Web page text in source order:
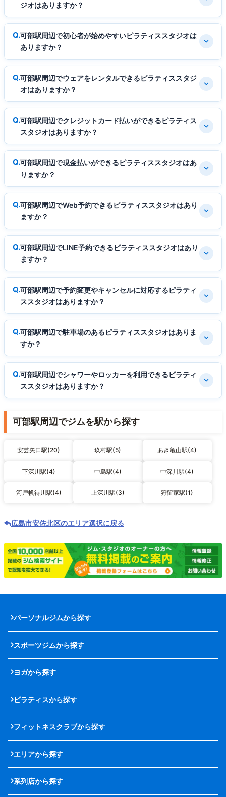
ジオはありますか？
可部駅周辺で初心者が始めやすいピラティススタジオは
ありますか？
可部駅周辺でウェアをレンタルできるピラティススタジ
オはありますか？
可部駅周辺でクレジットカード払いができるピラティス
スタジオはありますか？
可部駅周辺で現金払いができるピラティススタジオはあ
りますか？
可部駅周辺でWeb予約できるピラティススタジオはあり
ますか？
可部駅周辺でLINE予約できるピラティススタジオはあり
ますか？
可部駅周辺で予約変更やキャンセルに対応するピラティ
ススタジオはありますか？
可部駅周辺で駐車場のあるピラティススタジオはありま
すか？
可部駅周辺でシャワーやロッカーを利用できるピラティ
ススタジオはありますか？
可部駅周辺でジムを駅から探す
安芸矢口駅(20) 玖村駅(5) あき亀山駅(4)
下深川駅(4) 中島駅(4) 中深川駅(4)
河戸帆待川駅(4) 上深川駅(3) 狩留家駅(1)
広島市安佐北区のエリア選択に戻る
パーソナルジムから探す
スポーツジムから探す
ヨガから探す
ピラティスから探す
フィットネスクラブから探す
エリアから探す
系列店から探す